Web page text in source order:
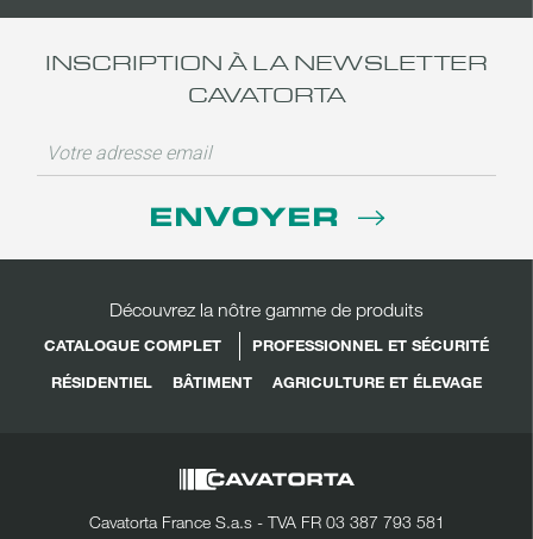
INSCRIPTION À LA NEWSLETTER
CAVATORTA
ENVOYER
Découvrez la nôtre gamme de produits
CATALOGUE COMPLET
PROFESSIONNEL ET SÉCURITÉ
RÉSIDENTIEL
BÂTIMENT AGRICULTURE ET ÉLEVAGE
Cavatorta France S.a.s - TVA FR 03 387 793 581